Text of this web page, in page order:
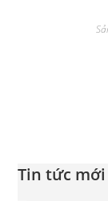
Tin tức mới